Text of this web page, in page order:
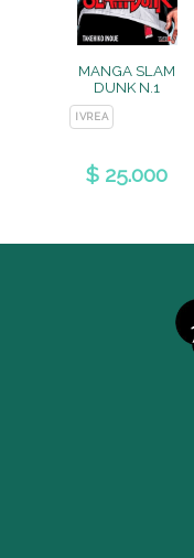
MANGA SLAM
DUNK N.1
IVREA
$ 25.000